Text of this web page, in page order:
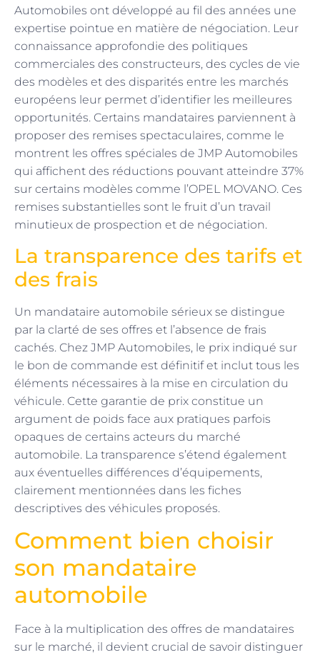
Automobiles ont développé au fil des années une
expertise pointue en matière de négociation. Leur
connaissance approfondie des politiques
commerciales des constructeurs, des cycles de vie
des modèles et des disparités entre les marchés
européens leur permet d’identifier les meilleures
opportunités. Certains mandataires parviennent à
proposer des remises spectaculaires, comme le
montrent les offres spéciales de JMP Automobiles
qui affichent des réductions pouvant atteindre 37%
sur certains modèles comme l’OPEL MOVANO. Ces
remises substantielles sont le fruit d’un travail
minutieux de prospection et de négociation.
La transparence des tarifs et
des frais
Un mandataire automobile sérieux se distingue
par la clarté de ses offres et l’absence de frais
cachés. Chez JMP Automobiles, le prix indiqué sur
le bon de commande est définitif et inclut tous les
éléments nécessaires à la mise en circulation du
véhicule. Cette garantie de prix constitue un
argument de poids face aux pratiques parfois
opaques de certains acteurs du marché
automobile. La transparence s’étend également
aux éventuelles différences d’équipements,
clairement mentionnées dans les fiches
descriptives des véhicules proposés.
Comment bien choisir
son mandataire
automobile
Face à la multiplication des offres de mandataires
sur le marché, il devient crucial de savoir distinguer